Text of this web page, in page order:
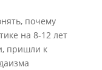
почему
на 8-12 лет
пришли к